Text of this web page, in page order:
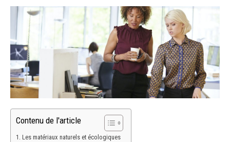
Contenu de l'article
Les matériaux naturels et écologiques